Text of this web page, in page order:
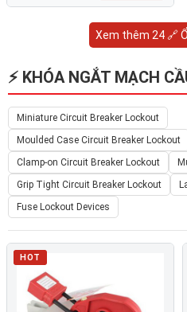
Xem thêm 24 🔗
⚡ KHÓA NGẮT MẠCH
Miniature Circuit Breaker Lockout
Moulded Case Circuit Breaker Lockout
Clamp-on Circuit Breaker Lockout
Grip Tight Circuit Breaker Lockout
Fuse Lockout Devices
HOT